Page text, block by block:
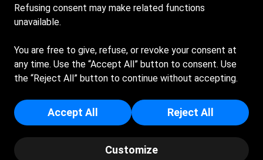
Youtube
Siamo aperti tutti i giorni dalle 8:30 alle 19:00
BAGNI 70 S.N.C. DI ZANNONI MARIO E RAFFAELLA -
Sede Legale: AREA DEMANIALE ZONA SPIAGGIA 70 -
47838 - RICCIONE (RN) - Iscritta al registro delle
imprese di Rimini - p.i/c.f: 02073640407 - Numero
REA: RN - 240567
© Copyright - Bagno 70 - Powered by Spiagge.it
Refusing consent may make related functions
unavailable.
You are free to give, refuse, or revoke your consent at
any time. Use the “Accept All” button to consent. Use
the “Reject All” button to continue without accepting.
Accept All Reject All
Customize